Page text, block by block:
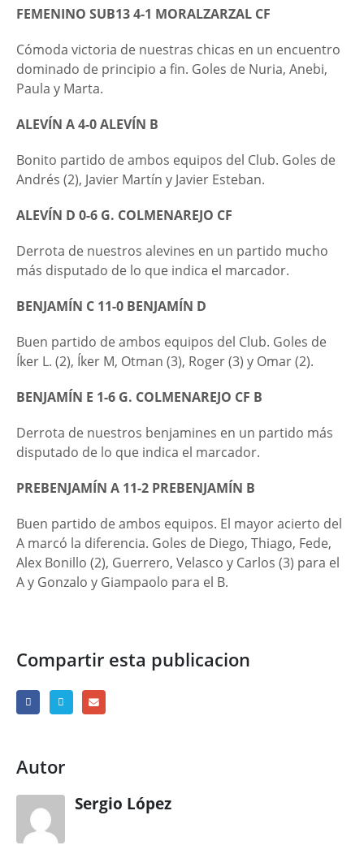
FEMENINO SUB13 4-1 MORALZARZAL CF
Cómoda victoria de nuestras chicas en un encuentro
dominado de principio a fin. Goles de Nuria, Anebi,
Paula y Marta.
ALEVÍN A 4-0ALEVÍN B
Bonito partido de ambos equipos del Club. Goles de
Andrés (2), Javier Martín y Javier Esteban.
ALEVÍN D 0-6 G. COLMENAREJO CF
Derrota de nuestros alevines en un partido mucho
más disputado de lo que indica el marcador.
BENJAMÍN C 11-0 BENJAMÍN D
Buen partido de ambos equipos del Club. Goles de
Íker L. (2), Íker M, Otman (3), Roger (3) y Omar (2).
BENJAMÍN E 1-6 G. COLMENAREJO CF B
Derrota de nuestros benjamines en un partido más
disputado de lo que indica el marcador.
PREBENJAMÍN A 11-2 PREBENJAMÍN B
Buen partido de ambos equipos. El mayor acierto del
A marcó la diferencia. Goles de Diego, Thiago, Fede,
Alex Bonillo (2), Guerrero, Velasco y Carlos (3) para el
A y Gonzalo y Giampaolo para el B.
Compartir esta publicacion
Autor
Sergio López